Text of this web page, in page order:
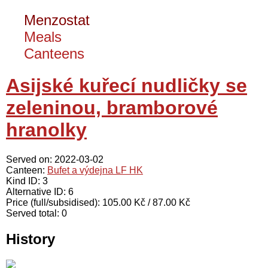
Menzostat
Meals
Canteens
Asijské kuřecí nudličky se
zeleninou, bramborové
hranolky
Served on: 2022-03-02
Canteen: Bufet a výdejna LF HK
Kind ID: 3
Alternative ID: 6
Price (full/subsidised): 105.00 Kč / 87.00 Kč
Served total: 0
History